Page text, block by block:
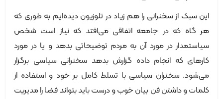
این سبک از سخنرانی را هم زیاد در تلوزیون دیده‌ایم به طوری که
هر گاه که در جامعه اتفاقی می‌افتد که نیاز است شخص
سیاستمدار در مورد آن به مردم توضیحاتی بدهد و یا در مورد
کارهای که انجام داده گزارش بدهد سخنرانی سیاسی برگزار
می‌شود. سخنران سیاسی با تسلط کامل بر خود و استفاده از
کلمات و داشتن فن بیان خوب و درست باید بتواند فضا را مدیریت